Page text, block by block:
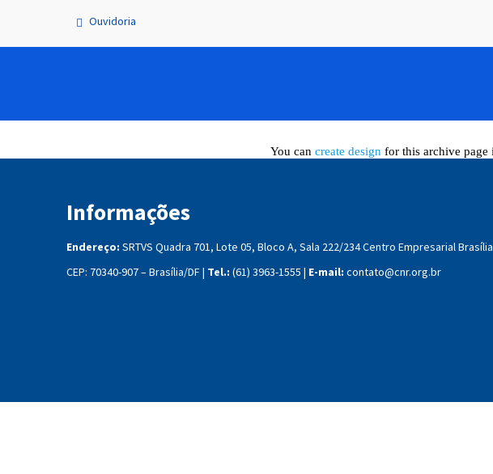
Ouvidoria
You can create design for this archive page
Informações
Endereço: SRTVS Quadra 701, Lote 05, Bloco A, Sala 222/234Centro Empresarial Brasília
CEP: 70340-907 – Brasília/DF | Tel.: (61) 3963-1555 | E-mail: contato@cnr.org.br